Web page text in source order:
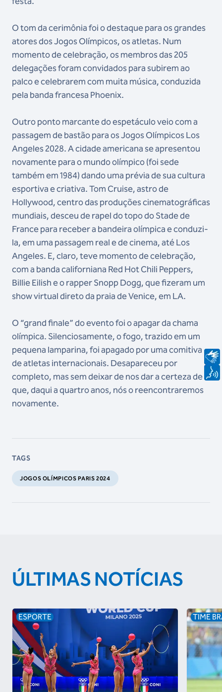
O tom da cerimônia foi o destaque para os grandes
atores dos Jogos Olímpicos, os atletas. Num
momento de celebração, os membros das 205
delegações foram convidados para subirem ao
palco e celebrarem com muita música, conduzida
pela banda francesa Phoenix.
Outro ponto marcante do espetáculo veio com a
passagem de bastão para os Jogos Olímpicos Los
Angeles 2028. A cidade americana se apresentou
novamente para o mundo olímpico (foi sede
também em 1984) dando uma prévia de sua cultura
esportiva e criativa. Tom Cruise, astro de
Hollywood, centro das produções cinematográficas
mundiais, desceu de rapel do topo do Stade de
France para receber a bandeira olímpica e conduzi-
la, em uma passagem real e de cinema, até Los
Angeles. E, claro, teve momento de celebração,
com a banda californiana Red Hot Chili Peppers,
Billie Eilish e o rapper Snopp Dogg, que fizeram um
show virtual direto da praia de Venice, em LA.
O “grand finale” do evento foi o apagar da chama
olímpica. Silenciosamente, o fogo, trazido em um
pequena lamparina, foi apagado por uma comitiva
de atletas internacionais. Desapareceu por
completo, mas sem deixar de nos dar a certeza de
que, daqui a quartro anos, nós o reencontraremos
novamente.
TAGS
JOGOS OLÍMPICOS PARIS 2024
ÚLTIMAS NOTÍCIAS
ESPORTE TIME